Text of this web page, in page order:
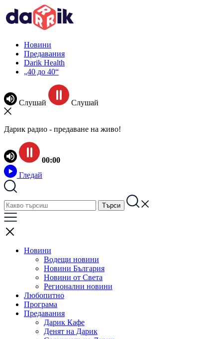
Новини
Предавания
Darik Health
„40 до 40“
Слушай Слушай
Дарик радио - предаване на живо!
00:00
Гледай
Новини
Водещи новини
Новини България
Новини от Света
Регионални новини
Любопитно
Програма
Предавания
Дарик Кафе
Денят на Дарик